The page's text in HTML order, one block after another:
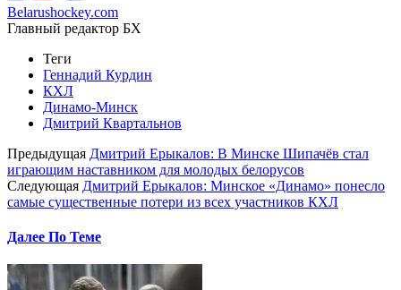
Belarushockey.com
Главный редактор БХ
Теги
Геннадий Курдин
КХЛ
Динамо-Минск
Дмитрий Квартальнов
Предыдущая Дмитрий Ерыкалов: В Минске Шипачёв стал
играющим наставником для молодых белорусов
Следующая Дмитрий Ерыкалов: Минское «Динамо» понесло
самые существенные потери из всех участников КХЛ
Далее По Теме